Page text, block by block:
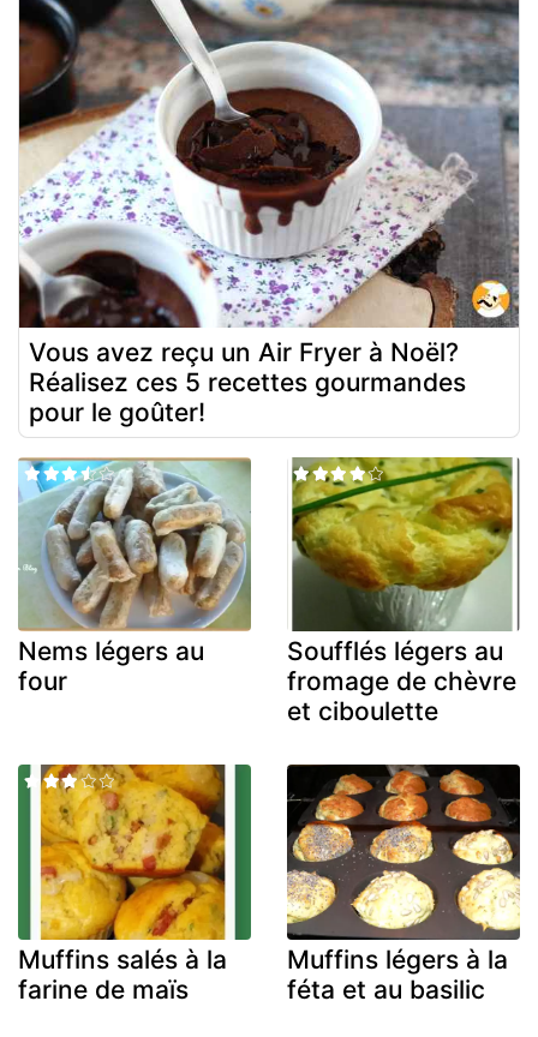
Vous avez reçu un Air Fryer à Noël?
Réalisez ces 5 recettes gourmandes
pour le goûter!
Nems légers au
four
Soufflés légers au
fromage de chèvre
et ciboulette
Muffins salés à la
farine de maïs
Muffins légers à la
féta et au basilic